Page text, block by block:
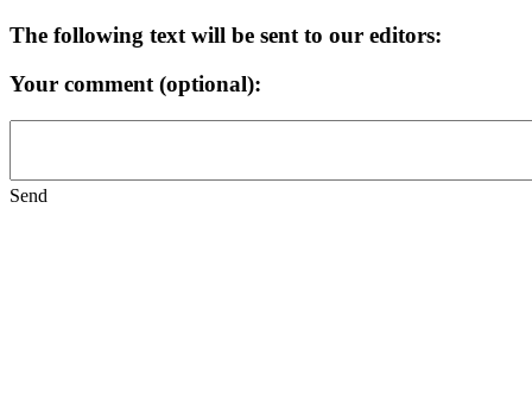
The following text will be sent to our editors:
Your comment (optional):
Send